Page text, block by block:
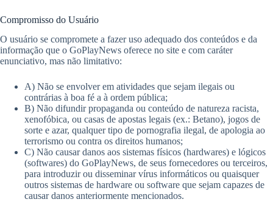
Compromisso do Usuário
O usuário se compromete a fazer uso adequado dos conteúdos e da
informação que o GoPlayNews oferece no site e com caráter
enunciativo, mas não limitativo:
A) Não se envolver em atividades que sejam ilegais ou
contrárias à boa fé a à ordem pública;
B) Não difundir propaganda ou conteúdo de natureza racista,
xenofóbica, ou casas de apostas legais (ex.: Betano), jogos de
sorte e azar, qualquer tipo de pornografia ilegal, de apologia ao
terrorismo ou contra os direitos humanos;
C) Não causar danos aos sistemas físicos (hardwares) e lógicos
(softwares) do GoPlayNews, de seus fornecedores ou terceiros,
para introduzir ou disseminar vírus informáticos ou quaisquer
outros sistemas de hardware ou software que sejam capazes de
causar danos anteriormente mencionados.